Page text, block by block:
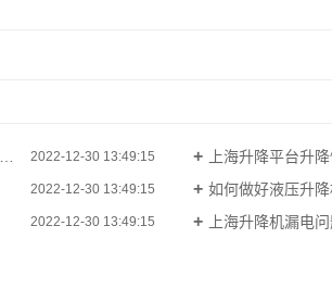
2022-12-30 13:49:15 上海升降平台升
2022-12-30 13:49:15 如何做好液压升
2022-12-30 13:49:15 上海升降机漏电